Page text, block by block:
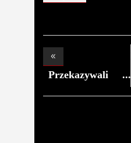
Przekazywali